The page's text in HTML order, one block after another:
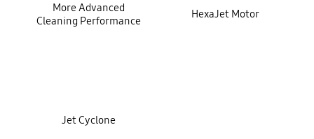
More Advanced
Cleaning Performance
HexaJet Motor
Jet Cyclone